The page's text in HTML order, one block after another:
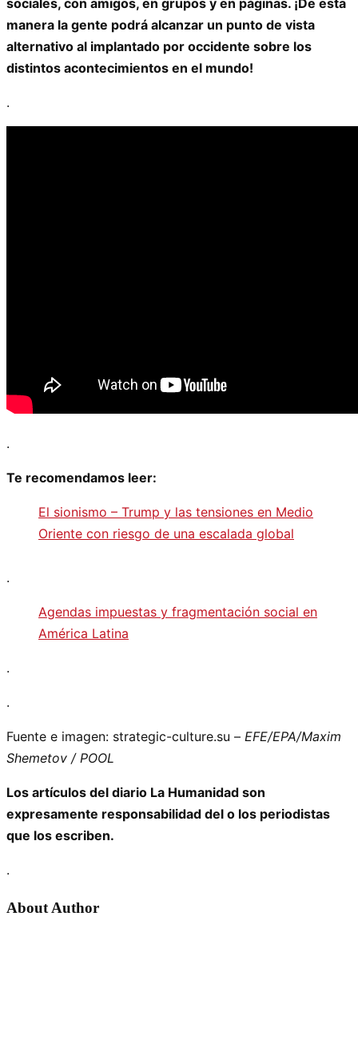
manera la gente podrá alcanzar un punto de vista
alternativo al implantado por occidente sobre los
distintos acontecimientos en el mundo!
.
.
Te recomendamos leer:
El sionismo – Trump y las tensiones en Medio
Oriente con riesgo de una escalada global
.
Agendas impuestas y fragmentación social en
América Latina
.
.
Fuente e imagen: strategic-culture.su – EFE/EPA/Maxim
Shemetov / POOL
Los artículos del diario La Humanidad son
expresamente responsabilidad del o los periodistas
que los escriben.
.
About Author